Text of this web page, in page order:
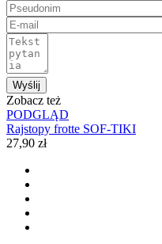
Wyślij
Zobacz też
PODGLĄD
Rajstopy frotte SOF-TIKI
27,90 zł